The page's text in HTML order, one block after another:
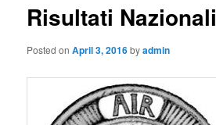
Risultati Nazionali
Posted onApril 3, 2016byadmin